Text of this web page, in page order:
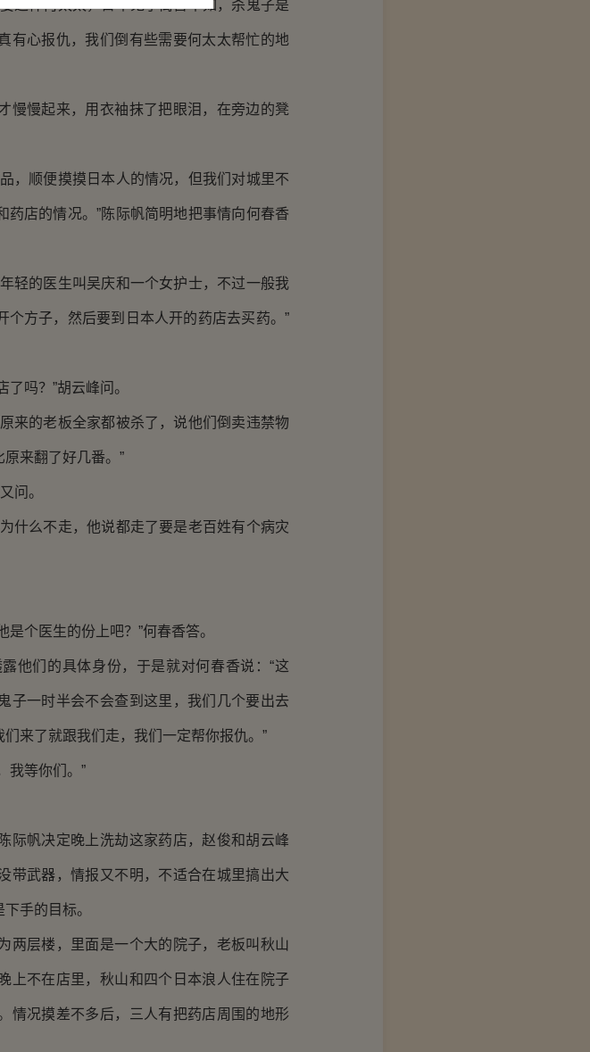
这样何太太，日本鬼子禽兽不如，杀鬼子是
有心报仇，我们倒有些需要何太太帮忙的地
慢起来，用衣袖抹了把眼泪，在旁边的凳
顺便摸摸日本人的情况，但我们对城里不
店的情况。”陈际帆简明地把事情向何春香
的医生叫吴庆和一个女护士，不过一般我
方子，然后要到日本人开的药店去买药。”
吗？”胡云峰问。
的老板全家都被杀了，说他们倒卖违禁物
来翻了好几番。”
问。
么不走，他说都走了要是老百姓有个病灾
个医生的份上吧？”何春香答。
们的具体身份，于是就对何春香说：“这
子一时半会不会查到这里，我们几个要出去
来了就跟我们走，我们一定帮你报仇。”
等你们。”
帆决定晚上洗劫这家药店，赵俊和胡云峰
带武器，情报又不明，不适合在城里搞出大
手的目标。
层楼，里面是一个大的院子，老板叫秋山
上不在店里，秋山和四个日本浪人住在院子
情况摸差不多后，三人有把药店周围的地形